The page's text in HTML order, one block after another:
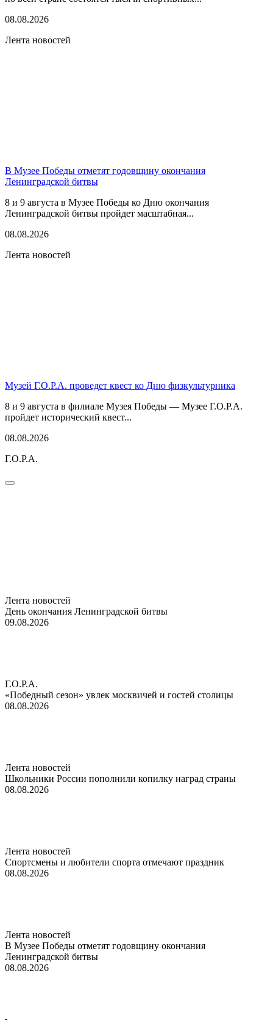
08.08.2026
Лента новостей
В Музее Победы отметят годовщину окончания
Ленинградской битвы
8 и 9 августа в Музее Победы ко Дню окончания
Ленинградской битвы пройдет масштабная...
08.08.2026
Лента новостей
Музей Г.О.Р.А. проведет квест ко Дню физкультурника
8 и 9 августа в филиале Музея Победы — Музее Г.О.Р.А.
пройдет исторический квест...
08.08.2026
Г.О.Р.А.
Лента новостей
День окончания Ленинградской битвы
09.08.2026
Г.О.Р.А.
«Победный сезон» увлек москвичей и гостей столицы
08.08.2026
Лента новостей
Школьники России пополнили копилку наград страны
08.08.2026
Лента новостей
Спортсмены и любители спорта отмечают праздник
08.08.2026
Лента новостей
В Музее Победы отметят годовщину окончания
Ленинградской битвы
08.08.2026